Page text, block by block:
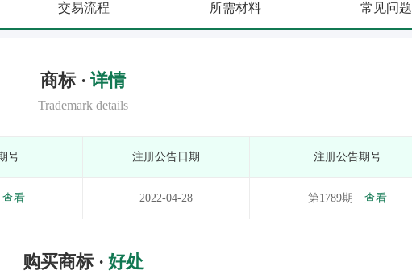
交易流程 所需材料 常见问题
商标 · 详情
Trademark details
号 注册公告日期 注册公告期号
查看 2022-04-28 第1789期 查看
购买商标 · 好处